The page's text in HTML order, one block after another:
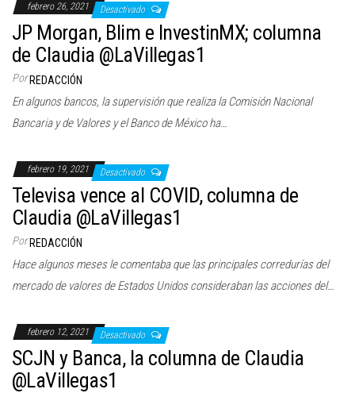
febrero 26, 2021 Desactivado
JP Morgan, Blim e InvestinMX; columna
de Claudia @LaVillegas1
Por REDACCIÓN
En algunos bancos, la supervisión que realiza la Comisión Nacional
Bancaria y de Valores y el Banco de México ha…
febrero 19, 2021 Desactivado
Televisa vence al COVID, columna de
Claudia @LaVillegas1
Por REDACCIÓN
Hace algunos meses le comentaba que las principales corredurías del
mercado de valores de Estados Unidos consideraban las acciones del…
febrero 12, 2021 Desactivado
SCJN y Banca, la columna de Claudia
@LaVillegas1